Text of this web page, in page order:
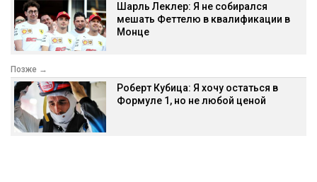
Шарль Леклер: Я не собирался
мешать Феттелю в квалификации в
Монце
Позже →
Роберт Кубица: Я хочу остаться в
Формуле 1, но не любой ценой